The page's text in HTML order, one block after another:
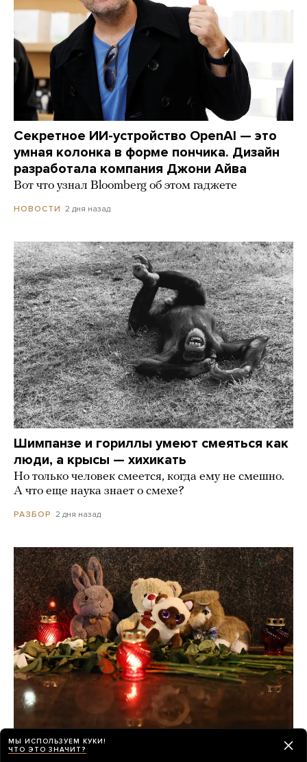
Секретное ИИ-устройство OpenAI — это
умная колонка в форме пончика. Дизайн
разработала компания Джони Айва
Вот что узнал Bloomberg об этом гаджете
НОВОСТИ 2 дня назад
Шимпанзе и гориллы умеют смеяться как
люди, а крысы — хихикать
Но только человек смеется, когда ему не смешно.
А что еще наука знает о смехе?
РАЗБОР 2 дня назад
О погибших при падении украинского
МЫ ИСПОЛЬЗУЕМ КУКИ!
ЧТО ЭТО ЗНАЧИТ?